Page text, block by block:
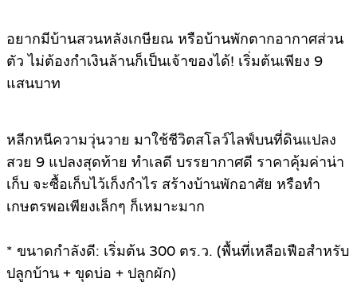
อยากมีบ้านสวนหลังเกษียณ หรือบ้านพักตากอากาศส่วน
ตัว ไม่ต้องกำเงินล้านก็เป็นเจ้าของได้! เริ่มต้นเพียง 9
แสนบาท
หลีกหนีความวุ่นวาย มาใช้ชีวิตสโลว์ไลฟ์บนที่ดินแปลง
สวย 9 แปลงสุดท้าย ทำเลดี บรรยากาศดี ราคาคุ้มค่าน่า
เก็บ จะซื้อเก็บไว้เก็งกำไร สร้างบ้านพักอาศัย หรือทำ
เกษตรพอเพียงเล็กๆ ก็เหมาะมาก
* ขนาดกำลังดี: เริ่มต้น 300 ตร.ว. (พื้นที่เหลือเฟือสำหรับ
ปลูกบ้าน + ขุดบ่อ + ปลูกผัก)